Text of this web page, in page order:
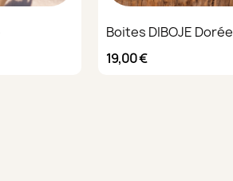
Boites DIBOJE Dorée
19,00 €